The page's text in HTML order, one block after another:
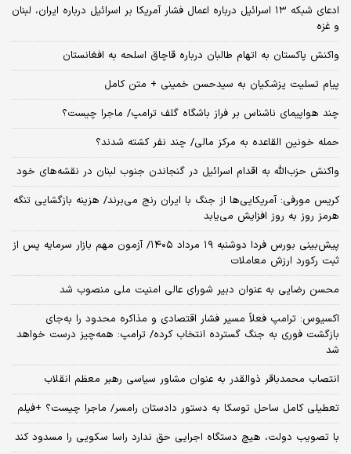
ادعای شبکه ۱۳ اسرائیل درباره اعمال فشار آمریکا بر اسرائیل درباره ایران، لبنان
و غزه
واکنش پاکستان به اتهام طالبان درباره قاچاق اسلحه به افغانستان
پیام تسلیت پزشکیان به سیدحسن خمینی + متن کامل
چند هواپیمای ناشناس بر فراز باشگاه گلف ترامپ/ ماجرا چیست؟
حمله خونین القاعده به مرکز مالی/ چند نفر کشته شدند؟
واکنش حزب‌الله به اقدام اسرائیل در گنجاندن جنوب لبنان در نقشه‌های خود
کریس مورفی: آمریکایی‌ها از جنگ با ایران رنج می‌برند/ هزینه بازگشایی تنگه
هرمز روز به روز افزایش می‌یابد
​پیش‌بینی بورس فردا دوشنبه ۱۹ مرداد ۱۴۰۵/ آزمون مهم بازار سرمایه پس از
ثبت رکورد ارزش معاملات
محسن رضایی به عنوان دبیر شورای عالی امنیت ملی منصوب شد
اکسیوس: ترامپ فعلاً مسیر فشار اقتصادی و مذاکره محدود را به‌جای
بازگشت فوری به جنگ گسترده انتخاب کرده/ ترامپ: همه‌چیز درست خواهد
شد
انتصاب محمدباقر ذوالقدر به عنوان مشاور سیاسی رهبر معظم انقلاب
تعطیلی کامل ساحل توسکا به دستور دادستان رامسر/ ماجرا چیست؟ +فیلم
با تصویب دولت، هیچ دستگاه اجرایی حق ندارد راسا سکویی را مسدود کند